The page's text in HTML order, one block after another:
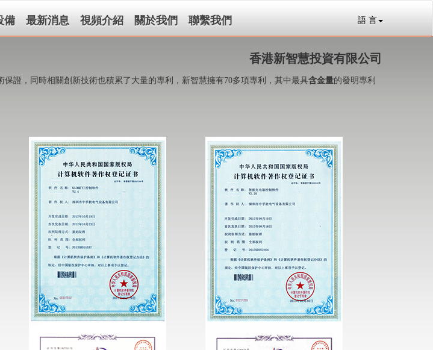
備 最新消息 視頻介紹 關於我們 聯繫我們 語 言
香港新智慧投資有限公司
證，同時相關創新技術也積累了大量的專利，新智慧擁有70多項專利，其中最具含金量的發明專利